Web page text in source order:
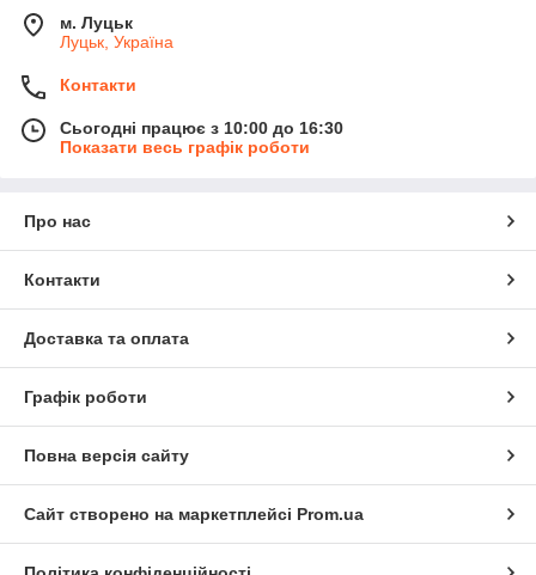
м. Луцьк
Луцьк, Україна
Контакти
Сьогодні працює з 10:00 до 16:30
Показати весь графік роботи
Про нас
Контакти
Доставка та оплата
Графік роботи
Повна версія сайту
Сайт створено на маркетплейсі Prom.ua